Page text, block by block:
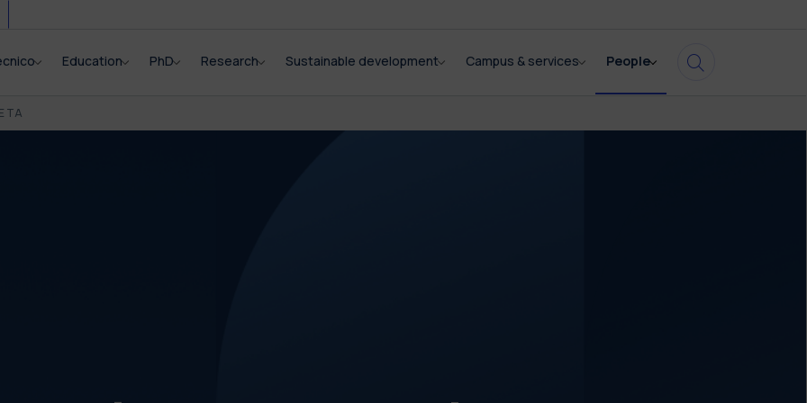
Education PhD Research Sustainable development Campus & services People
TA